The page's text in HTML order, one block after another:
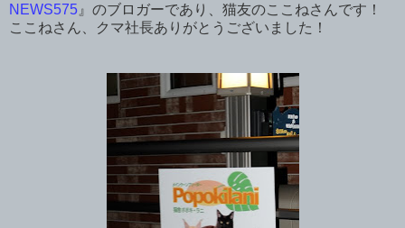
NEWS575 』のブロガーであり、猫友のここねさんです！
ここねさん、クマ社長ありがとうございました！